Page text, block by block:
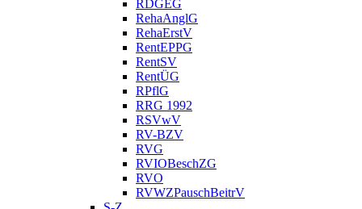
RDGEG
RehaAnglG
RehaErstV
RentEPPG
RentSV
RentÜG
RPflG
RRG 1992
RSVwV
RV-BZV
RVG
RVIOBeschZG
RVO
RVWZPauschBeitrV